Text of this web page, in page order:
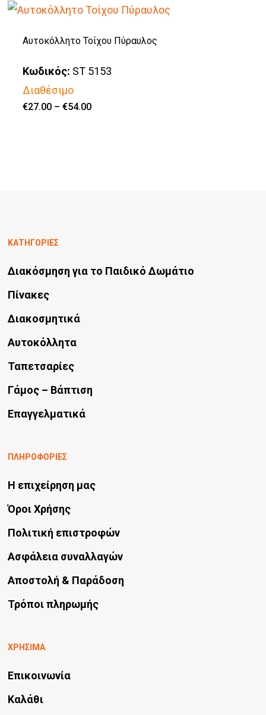
στη
του
έχει
πολλαπλές
Οι
επιλογές
μπορούν
Αυτοκόλλητο Τοίχου Πύραυλος
Κωδικός: ST 5153
Διαθέσιμο
€27.00 – €54.00Price
Αυτό
μπορούν
στη
σελίδα
ΚΑΤΗΓΟΡΙΕΣ
Διακόσμηση για το Παιδικό Δωμάτιο
Πίνακες
Διακοσμητικά
Αυτοκόλλητα
Ταπετσαρίες
Γάμος – Βάπτιση
Επαγγελματικά
ΠΛΗΡΟΦΟΡΙΕΣ
Η επιχείρηση μας
Όροι Χρήσης
Πολιτική επιστροφών
Ασφάλεια συναλλαγών
Αποστολή & Παράδοση
Τρόποι πληρωμής
ΧΡΗΣΙΜΑ
Επικοινωνία
Καλάθι